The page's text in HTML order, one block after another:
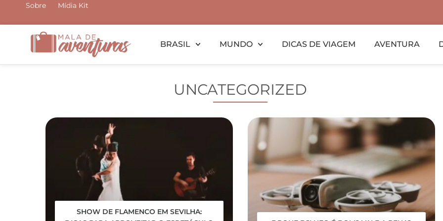
conteúdo
Sobre Mídia Kit
BRASIL MUNDO DICAS DE VIAGEM AVENTURA
UNCATEGORIZED
SHOW DE FLAMENCO EM SEVILHA: